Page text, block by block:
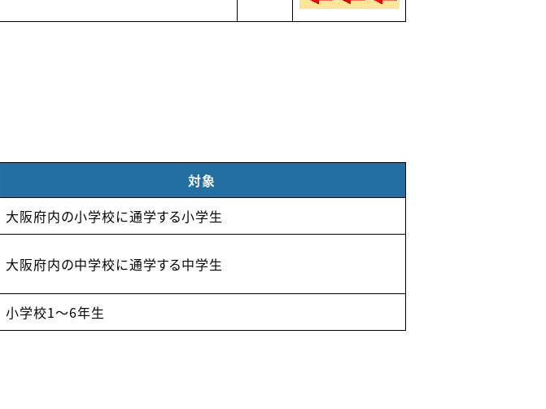
対象
大阪府内の小学校に通学する小学生
大阪府内の中学校に通学する中学生
小学校1～6年生